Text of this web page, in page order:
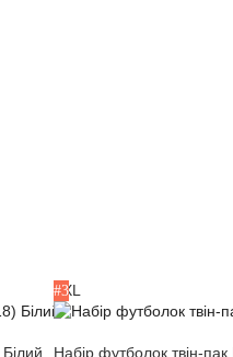
#3
LXL
Набір футболок твін-